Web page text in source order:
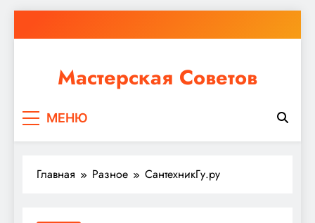
к
Мастерская Советов
ремонт или крупное строительство, в Мастерской
МЕНЮ
Главная Разное СантехникГу.ру